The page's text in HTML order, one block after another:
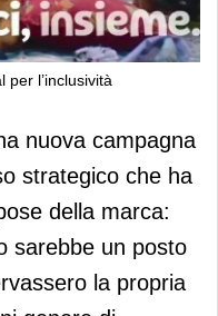
l’inclusività
TV e social
nuova campagna
strategico che ha
della marca:
sarebbe un posto
la propria